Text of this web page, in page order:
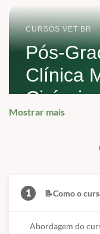
CURSOS VET BR
Pós-
Clínica
diagnóstico e
répteis e pets
Mostrar mais
1 📝Como o
Abordagem do